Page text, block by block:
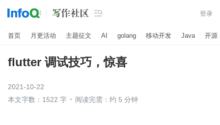
 登录
首页 月更活动 主题征文 AI golang 移动开发 Java 开源
flutter 调试技巧，惊喜
2021-10-22
本文字数：1522 字
阅读完需：约 5 分钟